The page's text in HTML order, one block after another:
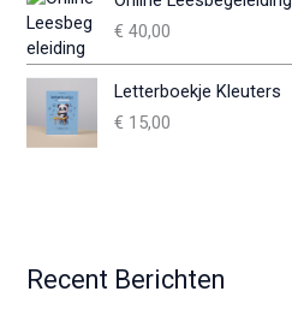
€ 40,00
Letterboekje Kleuters
€ 15,00
Recent Berichten